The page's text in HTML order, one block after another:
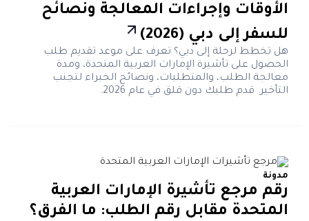
الأوقات وإجراءات المعالجة ونصائح
للسفر إلى دبي (2026)
هل تخطط لرحلة إلى دبي؟ تعرف على موعد تقديم طلب
الحصول على تأشيرة الإمارات العربية المتحدة، ومدة
معالجة الطلب، والمتطلبات، ونصائح الخبراء لتجنب
التأخير. قدم طلبك دون قلق في عام 2026.
مدونة
رقم مرجع تأشيرة الإمارات العربية
المتحدة مقابل رقم الطلب: ما الفرق؟